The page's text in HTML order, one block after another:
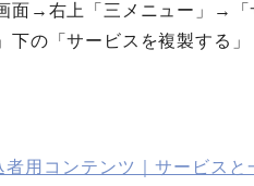
面→右上「三メニュー」→「
下の「サービスを複製する
者用コンテンツ｜サービスと